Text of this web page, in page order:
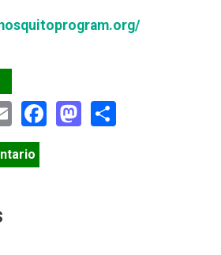
EmailFacebook
Mastodon